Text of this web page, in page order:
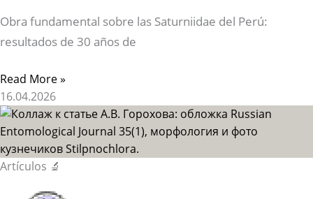
Obra fundamental sobre las Saturniidae del Perú:
resultados de 30 años de
Read More »
16.04.2026
Artículos 🔬